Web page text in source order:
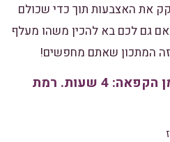
את האצבעות תוך כדי שכולם
גם לכם בא להכין משהו מעלף
זה המתכון שאתם מחפשים!
זמן ההכנה: 10 דקות, זמן הקפאה: 4 שעות. רמת